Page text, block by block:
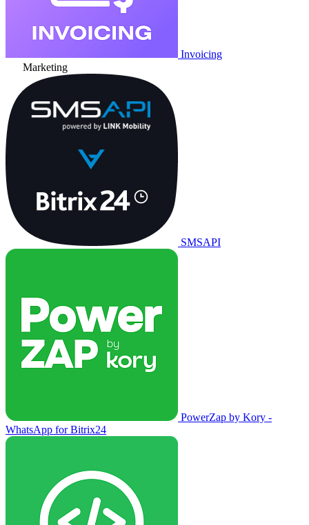
Invoicing
Marketing
SMSAPI
PowerZap by Kory -
WhatsApp for Bitrix24